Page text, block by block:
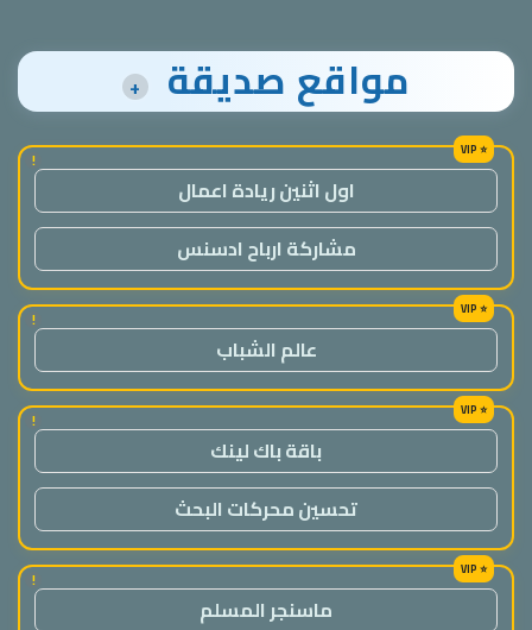
مواقع صديقة +
!
اول اثنين ريادة اعمال
مشاركة ارباح ادسنس
!
عالم الشباب
!
باقة باك لينك
تحسين محركات البحث
!
ماسنجر المسلم